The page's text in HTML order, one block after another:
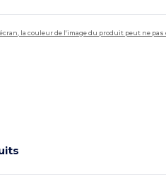
la couleur de l'image du produit peut ne